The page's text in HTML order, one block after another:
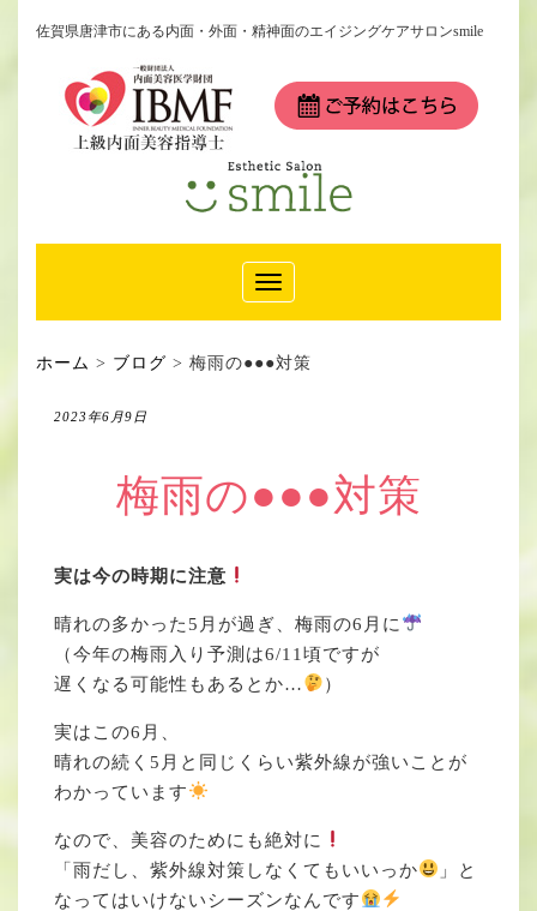
佐賀県唐津市にある内面・外面・精神面のエイジングケアサロンsmile
Toggle
Navigation
ホーム > ブログ > 梅雨の●●●対策
2023年6月9日
梅雨の●●●対策
実は今の時期に注意
晴れの多かった5月が過ぎ、梅雨の6月に
（今年の梅雨入り予測は6/11頃ですが
遅くなる可能性もあるとか…
）
実はこの6月、
晴れの続く5月と同じくらい紫外線が強いことが
わかっています
なので、美容のためにも絶対に
「雨だし、紫外線対策しなくてもいいっか
」と
なってはいけないシーズンなんです